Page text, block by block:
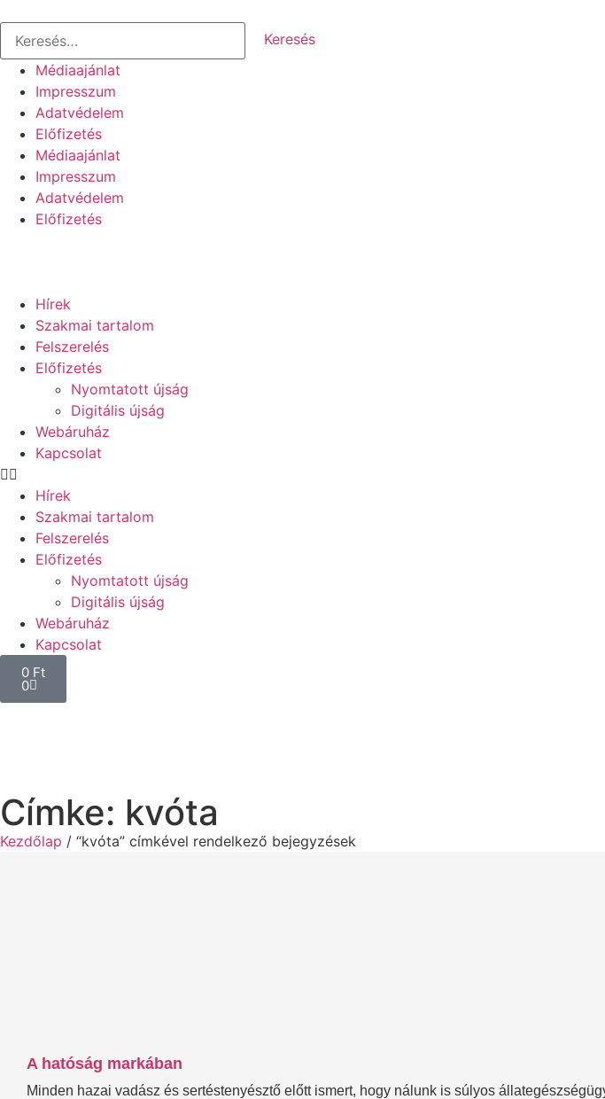
Médiaajánlat
Impresszum
Adatvédelem
Előfizetés
Médiaajánlat
Impresszum
Adatvédelem
Előfizetés
Hírek
Szakmai tartalom
Felszerelés
Előfizetés
Nyomtatott újság
Digitális újság
Webáruház
Kapcsolat
Hírek
Szakmai tartalom
Felszerelés
Előfizetés
Nyomtatott újság
Digitális újság
Webáruház
Kapcsolat
0 Ft
0
Címke: kvóta
Kezdőlap / “kvóta” címkével rendelkező bejegyzések
A hatóság markában
Minden hazai vadász és sertéstenyésztő előtt ismert, hogy nálunk is súlyos